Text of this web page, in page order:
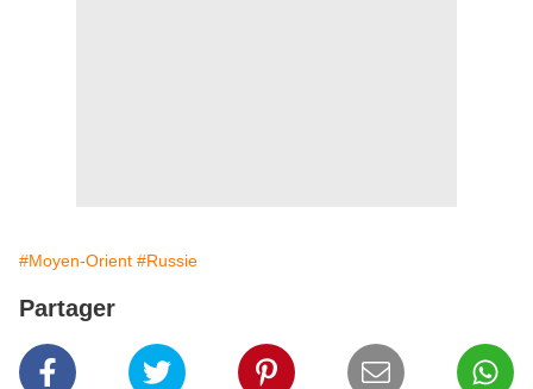
#Moyen-Orient #Russie
Partager